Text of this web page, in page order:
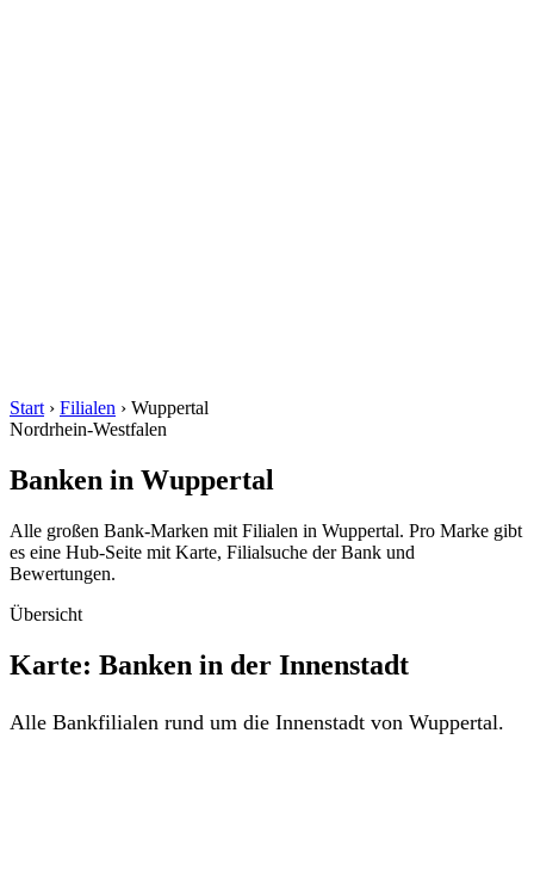
Start › Filialen › Wuppertal
Nordrhein-Westfalen
Banken in Wuppertal
Alle großen Bank-Marken mit Filialen in Wuppertal. Pro Marke gibt
es eine Hub-Seite mit Karte, Filialsuche der Bank und
Bewertungen.
Übersicht
Karte: Banken in der Innenstadt
Alle Bankfilialen rund um die Innenstadt von Wuppertal.